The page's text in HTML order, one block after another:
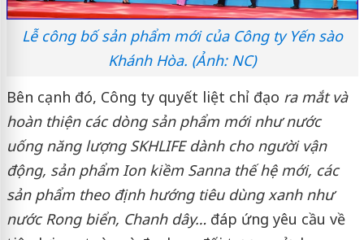
Lễ công bố sản phẩm mới của Công ty Yến sào
Khánh Hòa. (Ảnh: NC)
Bên cạnh đó, Công ty quyết liệt chỉ đạo ra mắt và
hoàn thiện các dòng sản phẩm mới như nước
uống năng lượng SKHLIFE dành cho người vận
động, sản phẩm Ion kiềm Sanna thế hệ mới, các
sản phẩm theo định hướng tiêu dùng xanh như
nước Rong biển, Chanh dây…đáp ứng yêu cầu về